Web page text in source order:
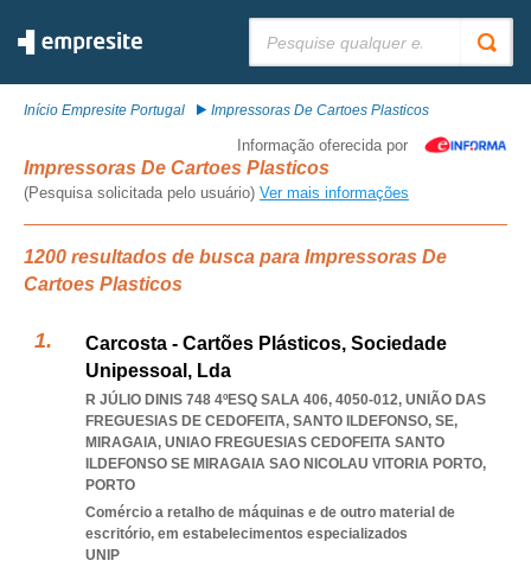
Início Empresite Portugal Impressoras De Cartoes Plasticos
Informação oferecida por
Impressoras De Cartoes Plasticos
(Pesquisa solicitada pelo usuário) Ver mais informações
1200 resultados de busca para Impressoras De
Cartoes Plasticos
Carcosta - Cartões Plásticos, Sociedade
Unipessoal, Lda
R JÚLIO DINIS 748 4ºESQ SALA 406, 4050-012, UNIÃO DAS
FREGUESIAS DE CEDOFEITA, SANTO ILDEFONSO, SE,
MIRAGAIA, UNIAO FREGUESIAS CEDOFEITA SANTO
ILDEFONSO SE MIRAGAIA SAO NICOLAU VITORIA PORTO,
PORTO
Comércio a retalho de máquinas e de outro material de
escritório, em estabelecimentos especializados
UNIP